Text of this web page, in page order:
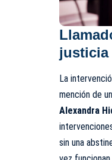
justicia
La
mención de
Alexandra
sin una